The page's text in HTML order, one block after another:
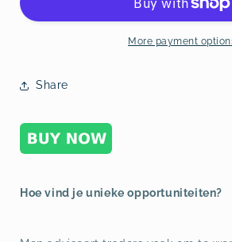
opportuniteiten?
unieke
opportuniteiten?
More payment
Share
Hoe vind je unieke opportuniteiten?